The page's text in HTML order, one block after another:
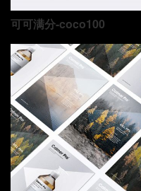
可可满分-coco100